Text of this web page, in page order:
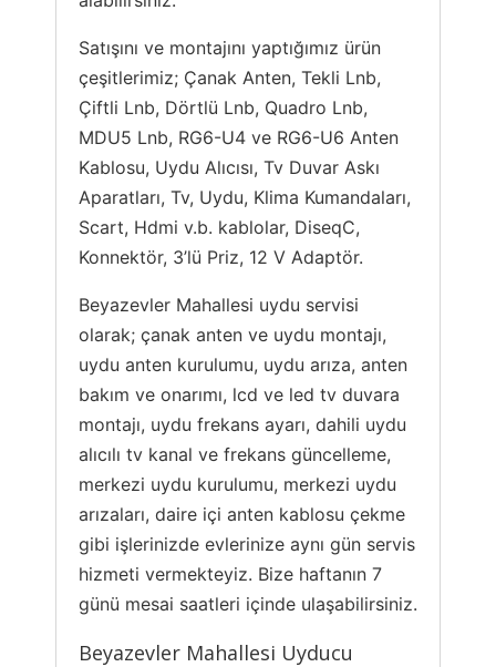
Satışını ve montajını yaptığımız ürün
çeşitlerimiz; Çanak Anten, Tekli Lnb,
Çiftli Lnb, Dörtlü Lnb, Quadro Lnb,
MDU5 Lnb, RG6-U4 ve RG6-U6 Anten
Kablosu, Uydu Alıcısı, Tv Duvar Askı
Aparatları, Tv, Uydu, Klima Kumandaları,
Scart, Hdmi v.b. kablolar, DiseqC,
Konnektör, 3’lü Priz, 12 V Adaptör.
Beyazevler Mahallesi uydu servisi
olarak; çanak anten ve uydu montajı,
uydu anten kurulumu, uydu arıza, anten
bakım ve onarımı, lcd ve led tv duvara
montajı, uydu frekans ayarı, dahili uydu
alıcılı tv kanal ve frekans güncelleme,
merkezi uydu kurulumu, merkezi uydu
arızaları, daire içi anten kablosu çekme
gibi işlerinizde evlerinize aynı gün servis
hizmeti vermekteyiz. Bize haftanın 7
günü mesai saatleri içinde ulaşabilirsiniz.
Beyazevler Mahallesi Uyducu